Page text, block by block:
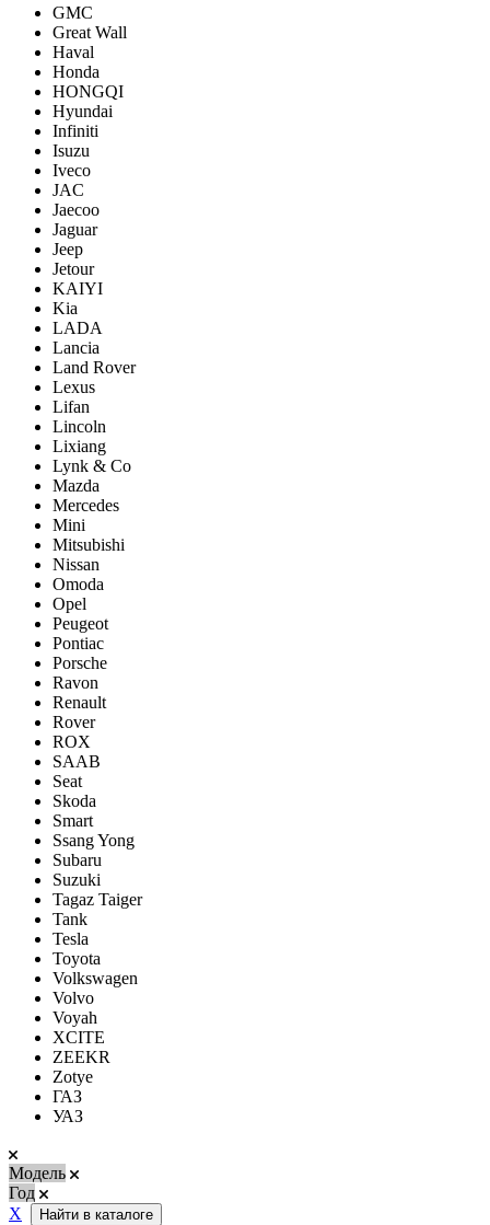
GMC
Great Wall
Haval
Honda
HONGQI
Hyundai
Infiniti
Isuzu
Iveco
JAC
Jaecoo
Jaguar
Jeep
Jetour
KAIYI
Kia
LADA
Lancia
Land Rover
Lexus
Lifan
Lincoln
Lixiang
Lynk & Co
Mazda
Mercedes
Mini
Mitsubishi
Nissan
Omoda
Opel
Peugeot
Pontiac
Porsсhe
Ravon
Renault
Rover
ROX
SAAB
Seat
Skoda
Smart
Ssang Yong
Subaru
Suzuki
Tagaz Taiger
Tank
Tesla
Toyota
Volkswagen
Volvo
Voyah
XCITE
ZEEKR
Zotye
ГАЗ
УАЗ
Модель
Год
Х
Найти в каталоге